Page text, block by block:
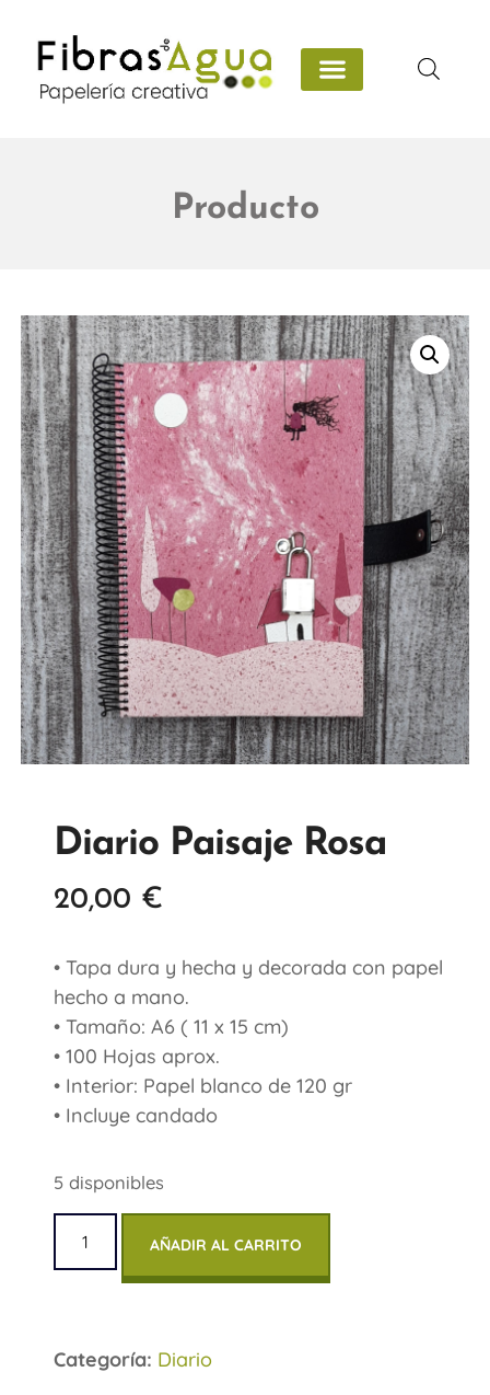
Producto
Diario Paisaje Rosa
20,00 €
• Tapa dura y hecha y decorada con papel
hecho a mano.
• Tamaño: A6 ( 11 x 15 cm)
• 100 Hojas aprox.
• Interior: Papel blanco de 120 gr
• Incluye candado
5 disponibles
AÑADIR AL CARRITO
Categoría: Diario